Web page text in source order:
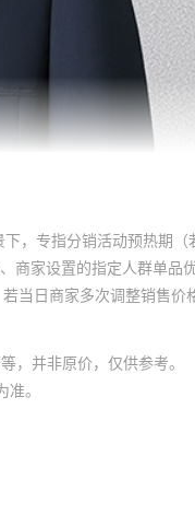
，专指分销活动预热期
家设置的指定人群单品
日商家多次调整销售价
，并非原价，仅供参考。
。